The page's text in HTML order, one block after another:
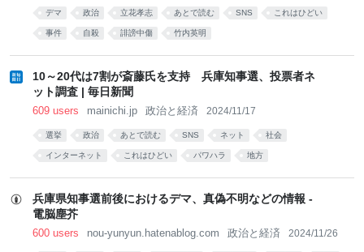
デマ 政治 立花孝志 あとで読む SNS これはひどい
事件 自殺 誹謗中傷 竹内英明
10～20代は7割が斎藤氏を支持 兵庫知事選、投票者ネ
ット調査 | 毎日新聞
609 users mainichi.jp 政治と経済 2024/11/17
選挙 政治 あとで読む SNS ネット 社会
インターネット これはひどい パワハラ 地方
兵庫県知事選前後におけるデマ、真偽不明などの情報 -
電脳塵芥
600 users nou-yunyun.hatenablog.com 政治と経済 2024/11/26